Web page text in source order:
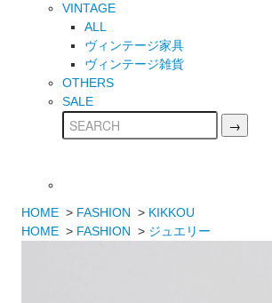
VINTAGE
ALL
ヴィンテージ家具
ヴィンテージ雑貨
OTHERS
SALE
HOME > FASHION > KIKKOU
HOME > FASHION > ジュエリー